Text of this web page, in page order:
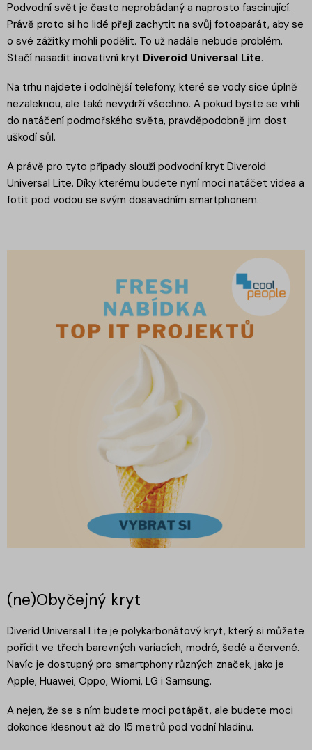
Podvodní svět je často neprobádaný a naprosto fascinující.
Právě proto si ho lidé přejí zachytit na svůj fotoaparát, aby se
o své zážitky mohli podělit. To už nadále nebude problém.
Stačí nasadit inovativní kryt Diveroid Universal Lite.
Na trhu najdete i odolnější telefony, které se vody sice úplně
nezaleknou, ale také nevydrží všechno. A pokud byste se vrhli
do natáčení podmořského světa, pravděpodobně jim dost
uškodí sůl.
A právě pro tyto případy slouží podvodní kryt Diveroid
Universal Lite. Díky kterému budete nyní moci natáčet videa a
fotit pod vodou se svým dosavadním smartphonem.
(ne)Obyčejný kryt
Diverid Universal Lite je polykarbonátový kryt, který si můžete
pořídit ve třech barevných variacích, modré, šedé a červené.
Navíc je dostupný pro smartphony různých značek, jako je
Apple, Huawei, Oppo, Wiomi, LG i Samsung.
A nejen, že se s ním budete moci potápět, ale budete moci
dokonce klesnout až do 15 metrů pod vodní hladinu.